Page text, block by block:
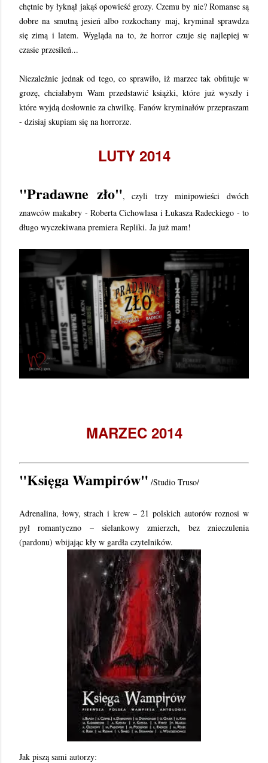
chętnie by łyknął jakąś opowieść grozy. Czemu by nie? Romanse są
dobre na smutną jesień albo rozkochany maj, kryminał sprawdza
się zimą i latem. Wygląda na to, że horror czuje się najlepiej w
czasie przesileń...
Niezależnie jednak od tego, co sprawiło, iż marzec tak obfituje w
grozę, chciałabym Wam przedstawić książki, które już wyszły i
które wyjdą dosłownie za chwilkę. Fanów kryminałów przepraszam
- dzisiaj skupiam się na horrorze.
LUTY 2014
"Pradawne zło", czyli trzy minipowieści dwóch
znawców makabry - Roberta Cichowlasa i Łukasza Radeckiego - to
długo wyczekiwana premiera Repliki. Ja już mam!
MARZEC 2014
"Księga Wampirów" /Studio Truso/
Adrenalina, łowy, strach i krew – 21 polskich autorów roznosi w
pył romantyczno – sielankowy zmierzch, bez znieczulenia
(pardonu) wbijając kły w gardła czytelników.
Jak piszą sami autorzy: